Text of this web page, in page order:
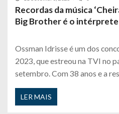
Recordas da música
Big Brother é o
Ossman Idrisse é um dos
2023, que estreou na TVI no
setembro. Com 38 anos e a
LER MAIS